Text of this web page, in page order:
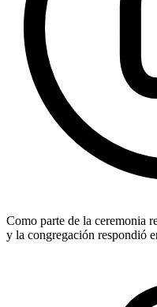
Como parte de la ceremonia
y la congregación respondió